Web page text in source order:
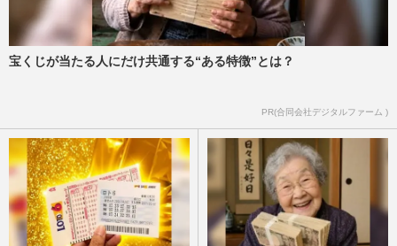
宝くじが当たる人にだけ共通する“ある特徴”とは？
PR(合同会社デジタルファーム )